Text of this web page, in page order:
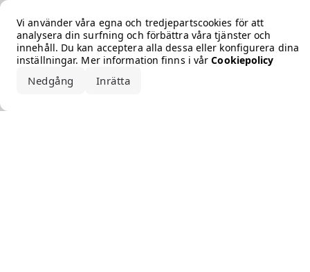
Vi använder våra egna och tredjepartscookies för att
analysera din surfning och förbättra våra tjänster och
innehåll. Du kan acceptera alla dessa eller konfigurera dina
inställningar. Mer information finns i vårCookiepolicy
Nedgång Inrätta
Error loading the brand